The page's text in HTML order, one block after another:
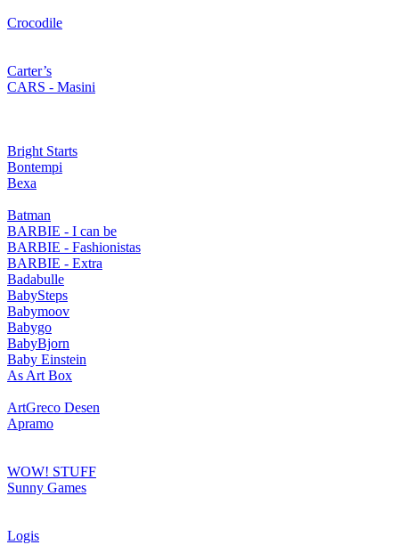
Crocodile
Carter’s
CARS - Masini
Bright Starts
Bontempi
Bexa
Batman
BARBIE - I can be
BARBIE - Fashionistas
BARBIE - Extra
Badabulle
BabySteps
Babymoov
Babygo
BabyBjorn
Baby Einstein
As Art Box
ArtGreco Desen
Apramo
WOW! STUFF
Sunny Games
Logis